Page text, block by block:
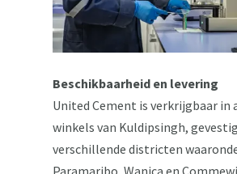
Beschikbaarheid en levering
United Cement is verkrijgbaar in
winkels van Kuldipsingh,
verschillende districten
Paramaribo, Wanica en